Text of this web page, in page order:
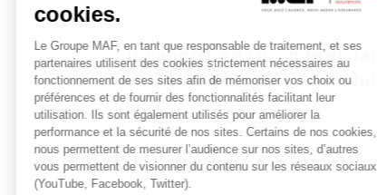
cookies.
Le Groupe MAF, en tant que responsable de traitement, et ses
partenaires utilisent des cookies strictement nécessaires au
fonctionnement de ses sites afin de mémoriser vos choix ou
préférences et de fournir des fonctionnalités facilitant leur
utilisation. Ils sont également utilisés pour améliorer la
performance et la sécurité de nos sites. Certains de nos cookies,
nous permettent de mesurer l’audience sur nos sites, d’autres
vous permettent de visionner du contenu sur les réseaux sociaux
(YouTube, Facebook, Twitter).
Incendies en Gironde et
les Landes : la MAF se